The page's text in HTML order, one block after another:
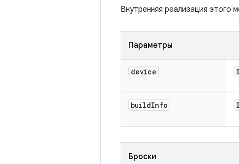
Внутренняя реализация этого
Параметры
device
buildInfo
Броски